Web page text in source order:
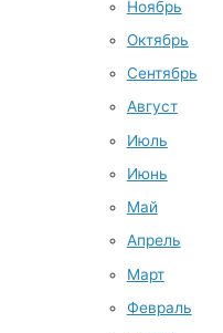
Ноябрь
Октябрь
Сентябрь
Август
Июль
Июнь
Май
Апрель
Март
Февраль